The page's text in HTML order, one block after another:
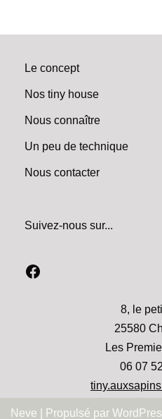
Le concept
Nos tiny house
Nous connaître
Un peu de technique
Nous contacter
Suivez-nous sur...
8, le
25580
Les
06 07
Neve | Propulsé par